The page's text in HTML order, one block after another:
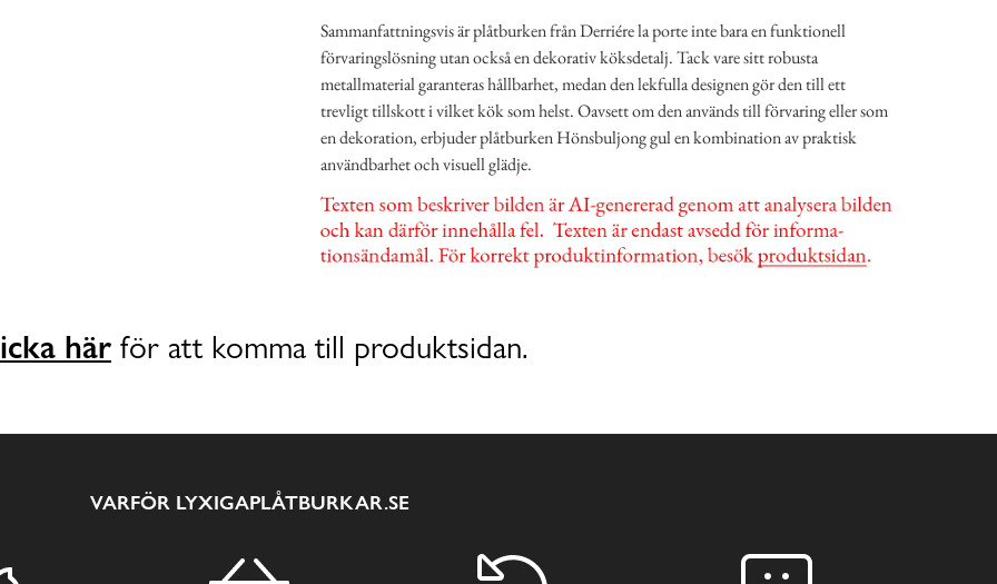
Sammanfattningsvis är plåtburken från Derriére la porte inte bara en funktionell
förvaringslösning utan också en dekorativ köksdetalj. Tack vare sitt robusta
metallmaterial garanteras hållbarhet, medan den lekfulla designen gör den till ett
trevligt tillskott i vilket kök som helst. Oavsett om den används till förvaring eller som
en dekoration, erbjuder plåtburken Hönsbuljong gul en kombination av praktisk
användbarhet och visuell glädje.
här för att komma till produktsidan.
VARFÖR LYXIGAPLÅTBURKAR.SE